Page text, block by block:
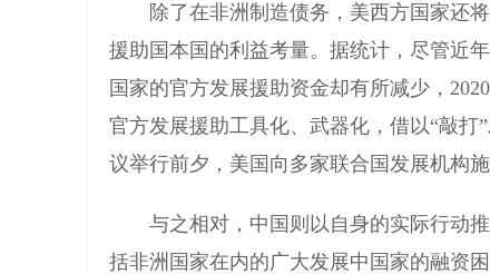
除了在非洲制造债务，美西方国家还将
援助国本国的利益考量。据统计，尽管近
国家的官方发展援助资金却有所减少，
官方发展援助工具化、武器化，借以“敲
议举行前夕，美国向多家联合国发展机构
与之相对，中国则以自身的实际行动推
括非洲国家在内的广大发展中国家的融资